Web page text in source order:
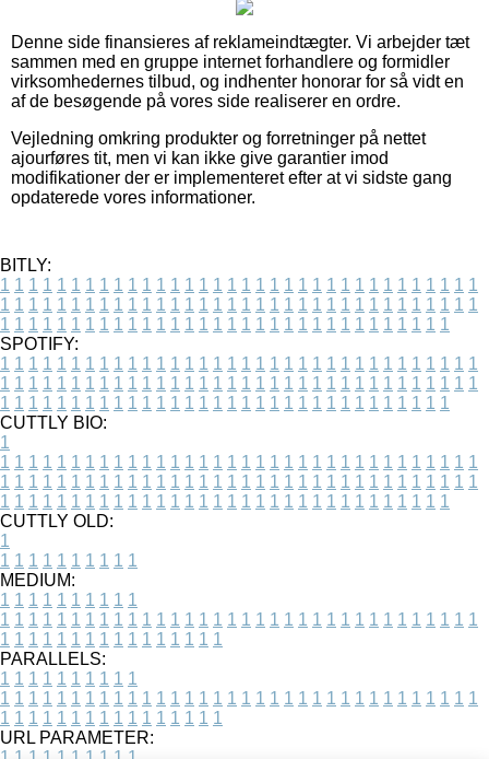
Denne side finansieres af reklameindtægter. Vi arbejder tæt
sammen med en gruppe internet forhandlere og formidler
virksomhedernes tilbud, og indhenter honorar for så vidt en
af de besøgende på vores side realiserer en ordre.
Vejledning omkring produkter og forretninger på nettet
ajourføres tit, men vi kan ikke give garantier imod
modifikationer der er implementeret efter at vi sidste gang
opdaterede vores informationer.
BITLY:
1 1 1 1 1 1 1 1 1 1 1 1 1 1 1 1 1 1 1 1 1 1 1 1 1 1 1 1 1 1 1 1 1 1
1 1 1 1 1 1 1 1 1 1 1 1 1 1 1 1 1 1 1 1 1 1 1 1 1 1 1 1 1 1 1 1 1 1
1 1 1 1 1 1 1 1 1 1 1 1 1 1 1 1 1 1 1 1 1 1 1 1 1 1 1 1 1 1 1 1
SPOTIFY:
1 1 1 1 1 1 1 1 1 1 1 1 1 1 1 1 1 1 1 1 1 1 1 1 1 1 1 1 1 1 1 1 1 1
1 1 1 1 1 1 1 1 1 1 1 1 1 1 1 1 1 1 1 1 1 1 1 1 1 1 1 1 1 1 1 1 1 1
1 1 1 1 1 1 1 1 1 1 1 1 1 1 1 1 1 1 1 1 1 1 1 1 1 1 1 1 1 1 1 1
CUTTLY BIO:
1
1 1 1 1 1 1 1 1 1 1 1 1 1 1 1 1 1 1 1 1 1 1 1 1 1 1 1 1 1 1 1 1 1 1
1 1 1 1 1 1 1 1 1 1 1 1 1 1 1 1 1 1 1 1 1 1 1 1 1 1 1 1 1 1 1 1 1 1
1 1 1 1 1 1 1 1 1 1 1 1 1 1 1 1 1 1 1 1 1 1 1 1 1 1 1 1 1 1 1 1
CUTTLY OLD:
1
1 1 1 1 1 1 1 1 1 1
MEDIUM:
1 1 1 1 1 1 1 1 1 1
1 1 1 1 1 1 1 1 1 1 1 1 1 1 1 1 1 1 1 1 1 1 1 1 1 1 1 1 1 1 1 1 1 1
1 1 1 1 1 1 1 1 1 1 1 1 1 1 1 1
PARALLELS:
1 1 1 1 1 1 1 1 1 1
1 1 1 1 1 1 1 1 1 1 1 1 1 1 1 1 1 1 1 1 1 1 1 1 1 1 1 1 1 1 1 1 1 1
1 1 1 1 1 1 1 1 1 1 1 1 1 1 1 1
URL PARAMETER: